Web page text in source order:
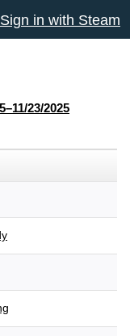
Sign in with Steam
23/2025